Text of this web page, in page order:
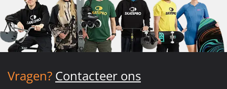
Vragen? Contacteer ons